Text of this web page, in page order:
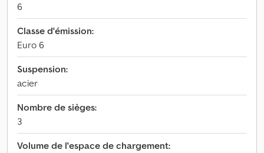
6
Classe d'émission:
Euro 6
Suspension:
acier
Nombre de sièges:
3
Volume de l'espace de chargement: